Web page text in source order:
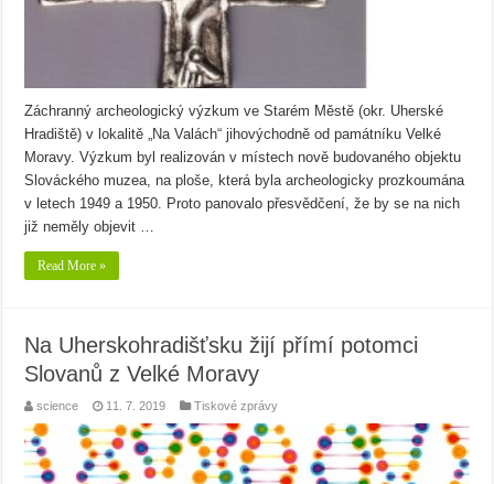
Záchranný archeologický výzkum ve Starém Městě (okr. Uherské
Hradiště) v lokalitě „Na Valách“ jihovýchodně od památníku Velké
Moravy. Výzkum byl realizován v místech nově budovaného objektu
Slováckého muzea, na ploše, která byla archeologicky prozkoumána
v letech 1949 a 1950. Proto panovalo přesvědčení, že by se na nich
již neměly objevit …
Read More »
Na Uherskohradišťsku žijí přímí potomci
Slovanů z Velké Moravy
science 11. 7. 2019 Tiskové zprávy